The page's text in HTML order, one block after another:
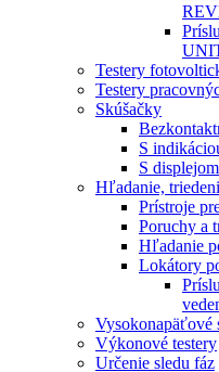
Testery
Testery
Skúšačky
S
S displejom
Hľadanie,
Prístroje
Poruchy a
Hľadanie
Lokátory
Vysokonapäťové
Výkonové testery
Určenie sledu fáz